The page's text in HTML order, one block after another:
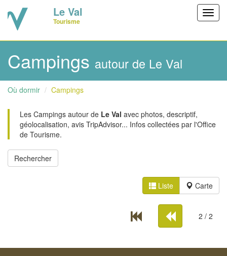
Le Val
Tourisme
Campings autour de Le Val
Où dormir Campings
Les Campings autour de Le Val avec photos, descriptif,
géolocalisation, avis TripAdvisor... Infos collectées par l'Office
de Tourisme.
Liste Carte
2 / 2